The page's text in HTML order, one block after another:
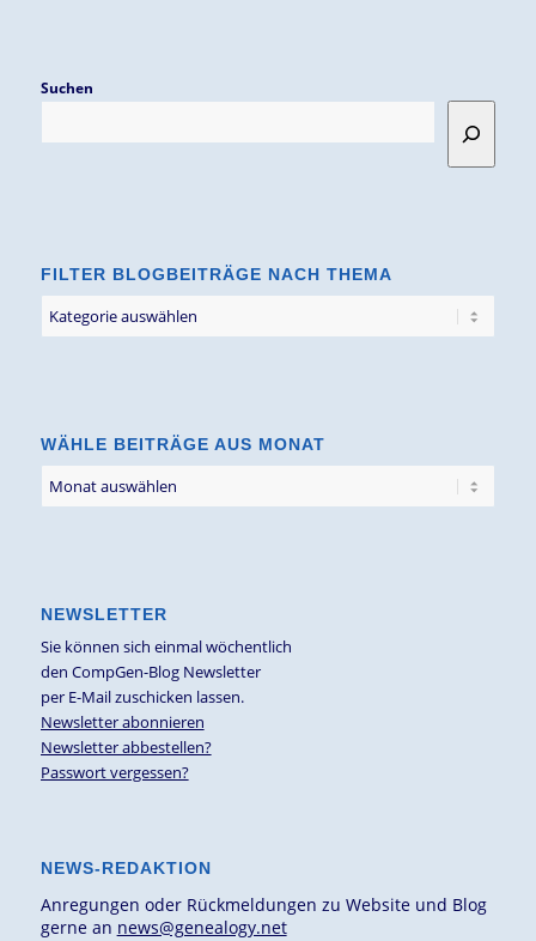
Suchen
FILTER BLOGBEITRÄGE NACH THEMA
Blogbeiträge
WÄHLE BEITRÄGE AUS MONAT
NEWSLETTER
Sie können sich einmal wöchentlich
den CompGen-Blog Newsletter
per E-Mail zuschicken lassen.
Newsletter abonnieren
Newsletter abbestellen?
Passwort vergessen?
NEWS-REDAKTION
Anregungen oder Rückmeldungen zu Website und Blog
gerne an news@genealogy.net